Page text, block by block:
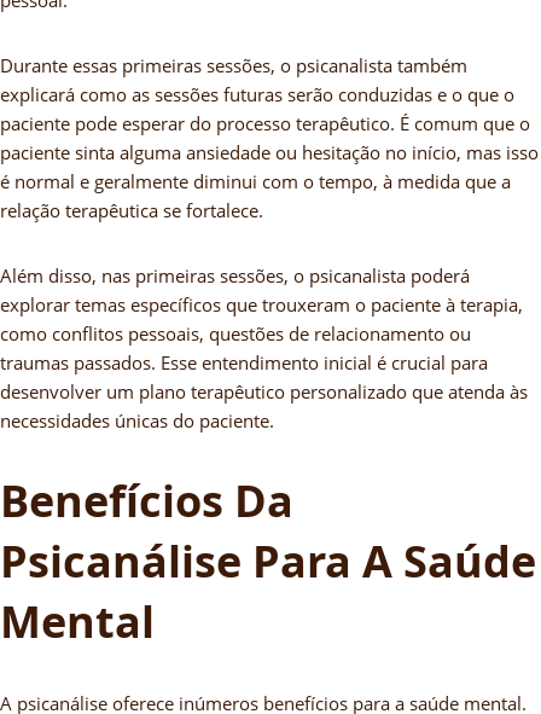
Durante essas primeiras sessões, o psicanalista também
explicará como as sessões futuras serão conduzidas e o que o
paciente pode esperar do processo terapêutico. É comum que o
paciente sinta alguma ansiedade ou hesitação no início, mas isso
é normal e geralmente diminui com o tempo, à medida que a
relação terapêutica se fortalece.
Além disso, nas primeiras sessões, o psicanalista poderá
explorar temas específicos que trouxeram o paciente à terapia,
como conflitos pessoais, questões de relacionamento ou
traumas passados. Esse entendimento inicial é crucial para
desenvolver um plano terapêutico personalizado que atenda às
necessidades únicas do paciente.
Benefícios Da
Psicanálise Para A Saúde
Mental
A psicanálise oferece inúmeros benefícios para a saúde mental.